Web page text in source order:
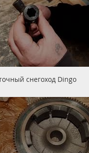
снегоход Dingo